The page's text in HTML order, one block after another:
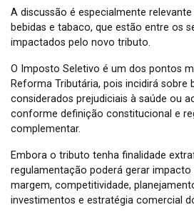
A discussão é especialmente
bebidas e tabaco, que estão entre os
impactados pelo novo tributo.
O Imposto Seletivo é um dos pontos
Reforma Tributária, pois incidirá sobre
considerados prejudiciais à saúde ou
conforme definição constitucional e
complementar.
Embora o tributo tenha finalidade
regulamentação poderá gerar
margem, competitividade,
investimentos e estratégia comercial